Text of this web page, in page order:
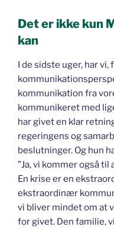
Det er ikke kun
kan
I de sidste uger, har vi,
kommunikation fra
kommunikeret med
har givet en klar
regeringens og
beslutninger. Og hun
”Ja, vi kommer også til
En krise er en
ekstraordinær
vi bliver mindet om at
for givet. Den familie,